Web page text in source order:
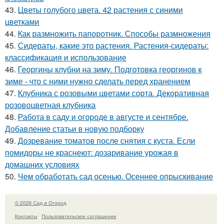
43. Цветы голубого цвета. 42 растения с синими
цветками
44. Как размножить папоротник. Способы размножения
45. Сидераты, какие это растения. Растения-сидераты:
классификация и использование
46. Георгины клубни на зиму. Подготовка георгинов к
зиме - что с ними нужно сделать перед хранением
47. Клубника с розовыми цветами сорта. Декоративная
розовоцветная клубника
48. Работа в саду и огороде в августе и сентябре.
Добавление статьи в новую подборку
49. Дозревание томатов после снятия с куста. Если
помидоры не краснеют: дозаривание урожая в
домашних условиях
50. Чем обработать сад осенью. Осеннее опрыскивание
© 2026 Сад и Огород
Контакты
Пользовательское соглашение